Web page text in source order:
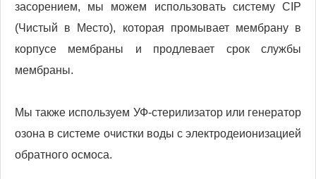
засорением, мы можем использовать систему CIP
(Чистый в Место), которая промывает мембрану в
корпусе мембраны и продлевает срок службы
мембраны.
Мы также используем УФ-стерилизатор или генератор
озона в системе очистки воды с электродеионизацией
обратного осмоса.